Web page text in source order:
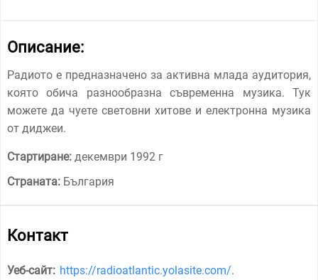
Описание:
Радиото е предназначено за активна млада аудитория,
която обича разнообразна съвременна музика. Тук
можете да чуете световни хитове и електронна музика
от диджеи.
Стартиране: декември 1992 г
Страната: България
Контакт
Уеб-сайт: https://radioatlantic.yolasite.com/.